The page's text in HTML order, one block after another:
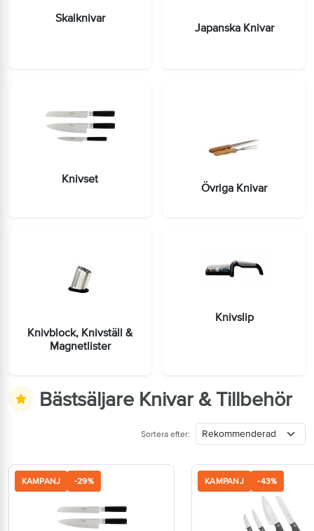
Skalknivar
Japanska Knivar
Knivset
Övriga Knivar
Knivblock, Knivställ &
Magnetlister
Knivslip
Bästsäljare Knivar & Tillbehör
Sortera efter:
KAMPANJ -29% KAMPANJ -43%